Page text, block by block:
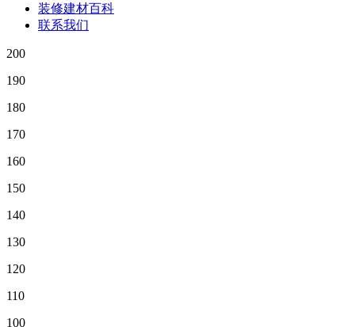
装修建材百科
联系我们
200
190
180
170
160
150
140
130
120
110
100